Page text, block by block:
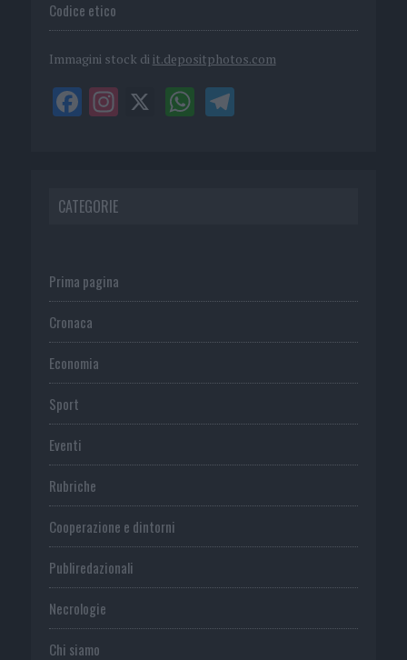
Codice etico
Immagini stock di it.depositphotos.com
CATEGORIE
Prima pagina
Cronaca
Economia
Sport
Eventi
Rubriche
Cooperazione e dintorni
Publiredazionali
Necrologie
Chi siamo